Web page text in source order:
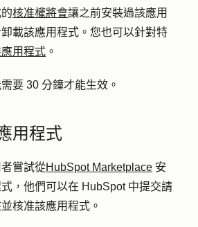
核准權將會讓之前安裝過該應用
載該應用程式。您也可以針對特
用程式 。
要 30 分鐘才能生效。
用程式
嘗試從HubSpot Marketplace 安
，他們可以在 HubSpot 中提交請
核准該應用程式。